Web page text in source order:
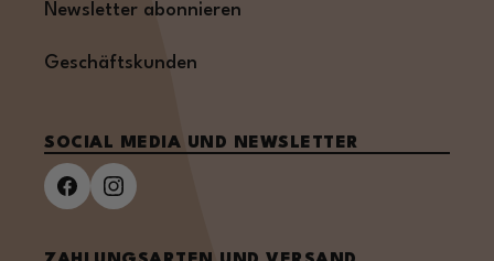
Newsletter abonnieren
Geschäftskunden
SOCIAL MEDIA UND NEWSLETTER